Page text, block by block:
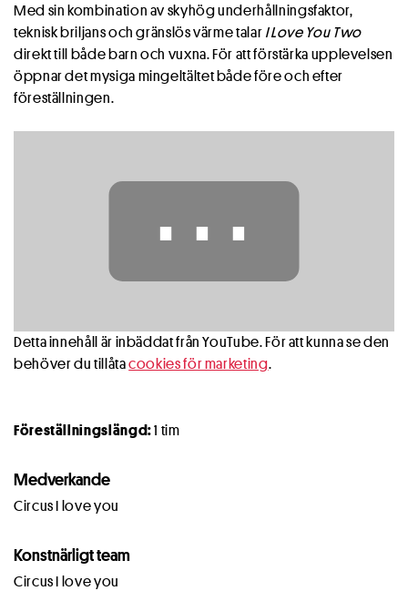
Med sin kombination av skyhög underhållningsfaktor,
teknisk briljans och gränslös värme talarI Love You Two
direkt till både barn och vuxna. För att förstärka upplevelsen
öppnar det mysiga mingeltältet både före och efter
föreställningen.
⋯
Detta innehåll är inbäddat från YouTube. För att kunna se den
behöver du tillåtacookies för marketing.
Föreställningslängd:1 tim
Medverkande
Circus I love you
Konstnärligt team
Circus I love you